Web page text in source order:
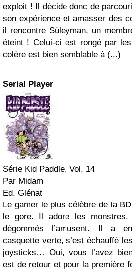
exploit ! Il décide donc de
son expérience et amasser des
il rencontre Süleyman, un
éteint ! Celui-ci est rongé par
colère est bien semblable à (...)
Serial Player
Série Kid Paddle, Vol. 14
Par Midam
Ed. Glénat
Le gamer le plus célèbre de la
le gore. Il adore les
dégommés l’amusent. Il a
casquette verte, s’est échauffé
joysticks… Oui, vous l’avez
est de retour et pour la première